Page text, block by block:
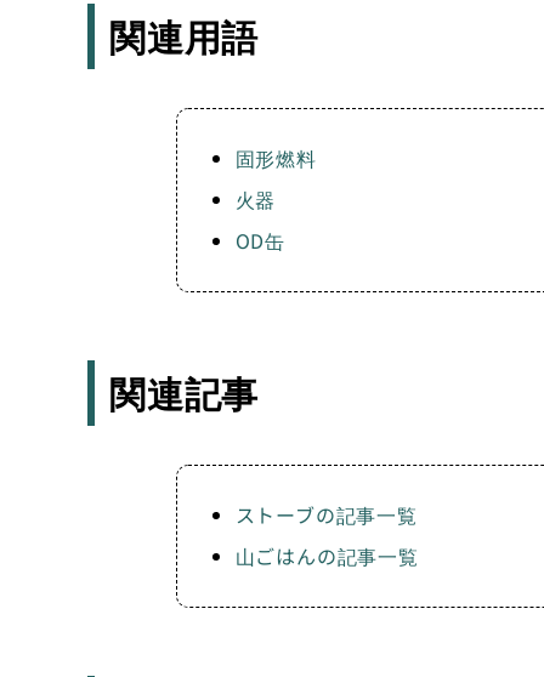
関連用語
固形燃料
火器
OD缶
関連記事
ストーブの記事一覧
山ごはんの記事一覧